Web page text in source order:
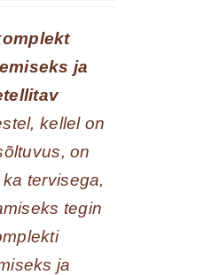
ja
kellel on
on
tervisega,
tegin
ja